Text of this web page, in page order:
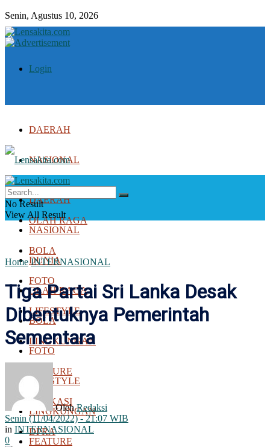
Senin, Agustus 10, 2026
Login
DAERAH
NASIONAL
DUNIA
OLAH RAGA
BOLA
FOTO
LIFESTYLE
LINGKUNGAN
FEATURE
EDUKASI
DPRA
DAERAH
NASIONAL
DUNIA
OLAH RAGA
BOLA
FOTO
LIFESTYLE
LINGKUNGAN
FEATURE
No Result
View All Result
Home INTERNASIONAL
Tiga Partai Sri Lanka Desak
Dibentuknya Pemerintah
Sementara
Oleh Redaksi
Senin (11/04/2022) - 21:07 WIB
in INTERNASIONAL
0